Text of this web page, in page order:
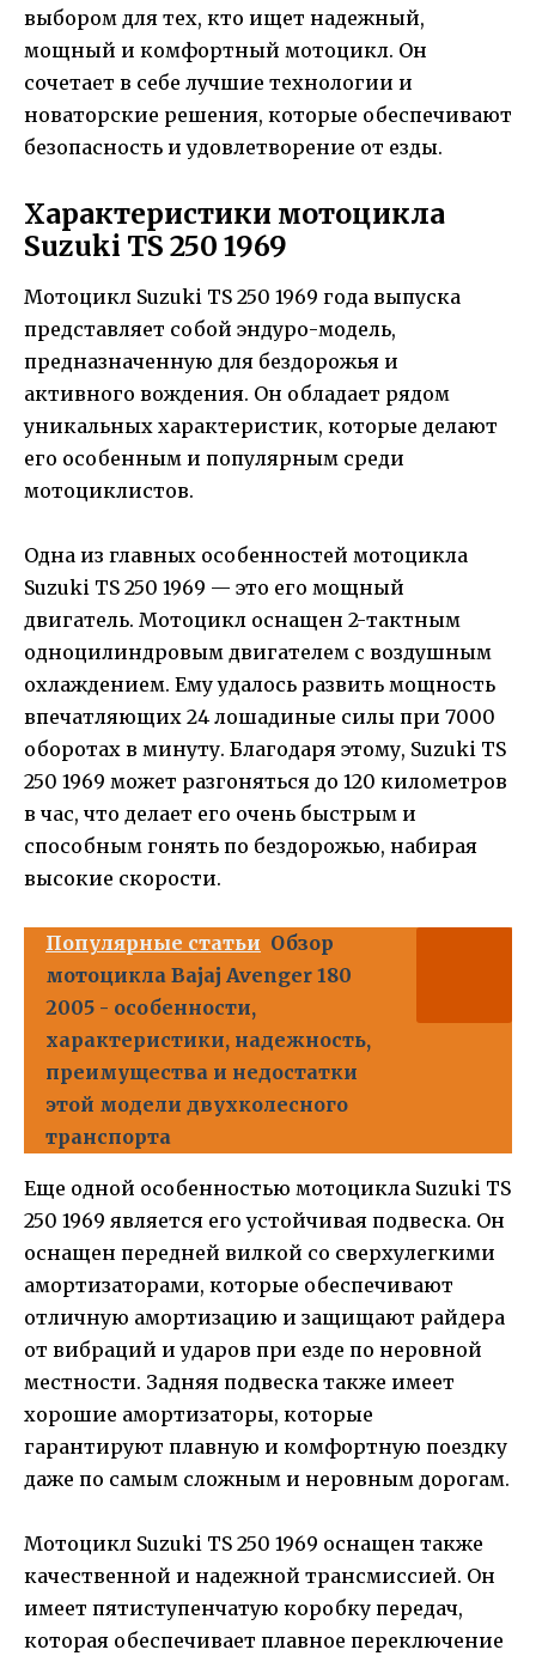
выбором для тех, кто ищет надежный,
мощный и комфортный мотоцикл. Он
сочетает в себе лучшие технологии и
новаторские решения, которые обеспечивают
безопасность и удовлетворение от езды.
Характеристики мотоцикла
Suzuki TS 250 1969
Мотоцикл Suzuki TS 250 1969 года выпуска
представляет собой эндуро-модель,
предназначенную для бездорожья и
активного вождения. Он обладает рядом
уникальных характеристик, которые делают
его особенным и популярным среди
мотоциклистов.
Одна из главных особенностей мотоцикла
Suzuki TS 250 1969 — это его мощный
двигатель. Мотоцикл оснащен 2-тактным
одноцилиндровым двигателем с воздушным
охлаждением. Ему удалось развить мощность
впечатляющих 24 лошадиные силы при 7000
оборотах в минуту. Благодаря этому, Suzuki TS
250 1969 может разгоняться до 120 километров
в час, что делает его очень быстрым и
способным гонять по бездорожью, набирая
высокие скорости.
Популярные статьи Обзор
мотоцикла Bajaj Avenger 180
2005 - особенности,
характеристики, надежность,
преимущества и недостатки
этой модели двухколесного
транспорта
Еще одной особенностью мотоцикла Suzuki TS
250 1969 является его устойчивая подвеска. Он
оснащен передней вилкой со сверхулегкими
амортизаторами, которые обеспечивают
отличную амортизацию и защищают райдера
от вибраций и ударов при езде по неровной
местности. Задняя подвеска также имеет
хорошие амортизаторы, которые
гарантируют плавную и комфортную поездку
даже по самым сложным и неровным дорогам.
Мотоцикл Suzuki TS 250 1969 оснащен также
качественной и надежной трансмиссией. Он
имеет пятиступенчатую коробку передач,
которая обеспечивает плавное переключение